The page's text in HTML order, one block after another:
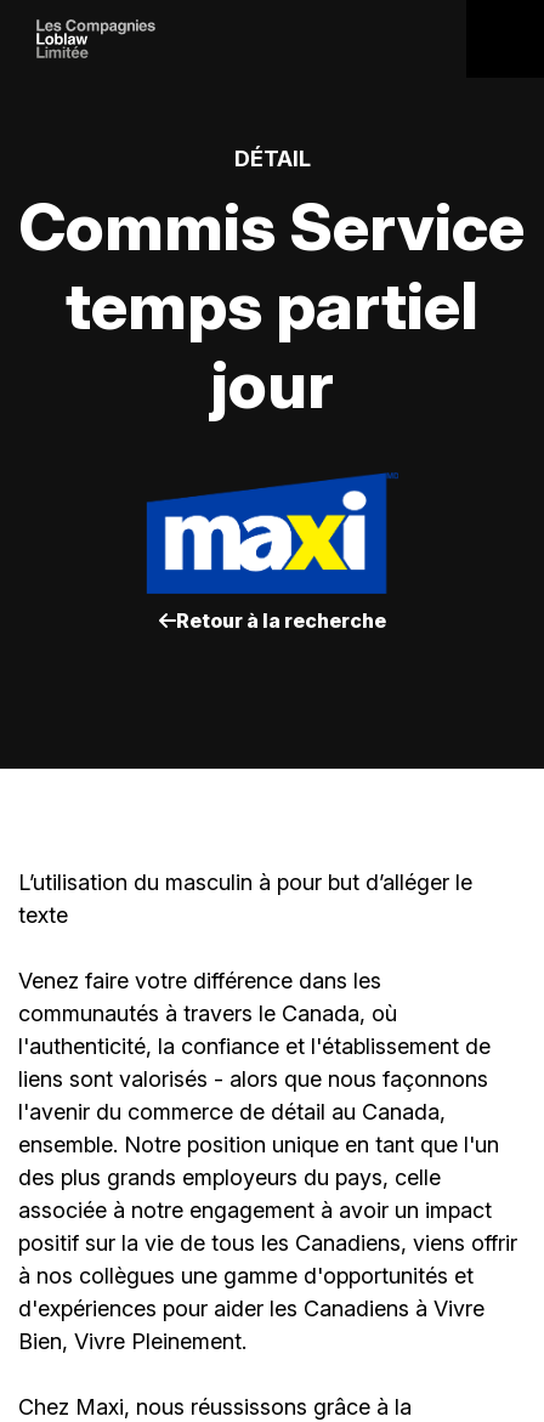
DÉTAIL
Commis Service
temps partiel
jour
Retour à la recherche
L’utilisation du masculin à pour but d’alléger le
texte
Venez faire votre différence dans les
communautés à travers le Canada, où
l'authenticité, la confiance et l'établissement de
liens sont valorisés - alors que nous façonnons
l'avenir du commerce de détail au Canada,
ensemble. Notre position unique en tant que l'un
des plus grands employeurs du pays, celle
associée à notre engagement à avoir un impact
positif sur la vie de tous les Canadiens, viens offrir
à nos collègues une gamme d'opportunités et
d'expériences pour aider les Canadiens à Vivre
Bien, Vivre Pleinement.
Chez Maxi, nous réussissons grâce à la